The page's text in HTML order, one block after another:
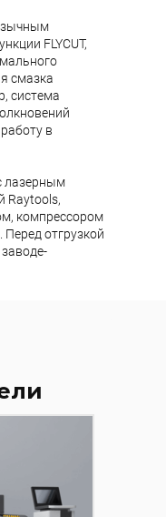
FLYCUT,
смазка
система
в
лазерным
Raytools,
компрессором
отгрузкой